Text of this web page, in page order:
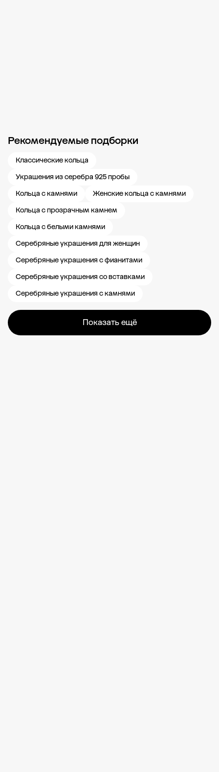
Рекомендуемые подборки
Классические кольца
Украшения из серебра 925 пробы
Кольца с камнями
Женские кольца с камнями
Кольца с прозрачным камнем
Кольца с белыми камнями
Серебряные украшения для женщин
Серебряные украшения с фианитами
Серебряные украшения со вставками
Серебряные украшения с камнями
Показать ещё
Новости компании Журнал ЗОЛОТОЙ Блог